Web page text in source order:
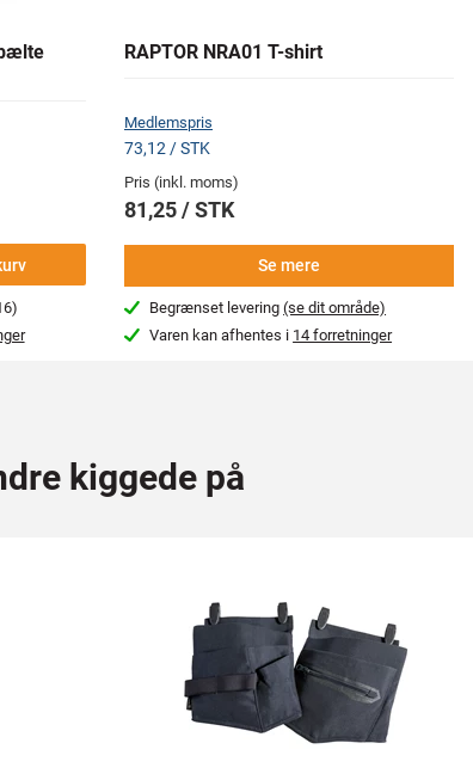
RAPTOR NRA01 T-shirt
Medlemspris
73,12 / STK
Pris (inkl. moms)
81,25 / STK
Se mere
Begrænset levering(se dit område)
Varen kan afhentes i 14 forretninger
kiggede på